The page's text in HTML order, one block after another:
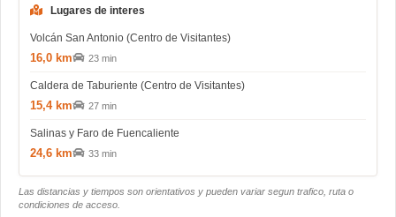
Lugares de interes
Volcán San Antonio (Centro de Visitantes)
16,0 km 23 min
Caldera de Taburiente (Centro de Visitantes)
15,4 km 27 min
Salinas y Faro de Fuencaliente
24,6 km 33 min
Las distancias y tiempos son orientativos y pueden variar segun trafico, ruta o
condiciones de acceso.